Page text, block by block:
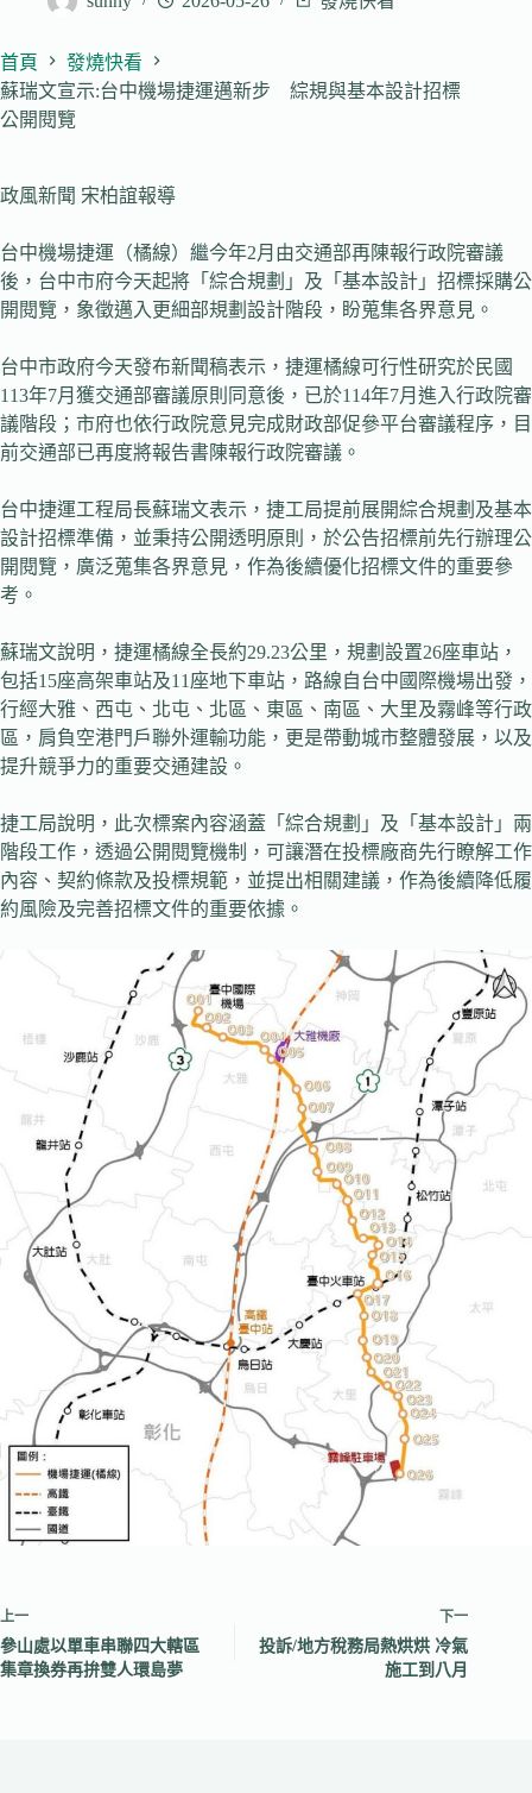
首頁
發燒快看
蘇瑞文宣示:台中機場捷運邁新步 綜規與基本設計招標
公開閱覽
政風新聞 宋柏誼報導
台中機場捷運（橘線）繼今年2月由交通部再陳報行政院審議
後，台中市府今天起將「綜合規劃」及「基本設計」招標採購公
開閱覽，象徵邁入更細部規劃設計階段，盼蒐集各界意見。
台中市政府今天發布新聞稿表示，捷運橘線可行性研究於民國
113年7月獲交通部審議原則同意後，已於114年7月進入行政院審
議階段；市府也依行政院意見完成財政部促參平台審議程序，目
前交通部已再度將報告書陳報行政院審議。
台中捷運工程局長蘇瑞文表示，捷工局提前展開綜合規劃及基本
設計招標準備，並秉持公開透明原則，於公告招標前先行辦理公
開閱覽，廣泛蒐集各界意見，作為後續優化招標文件的重要參
考。
蘇瑞文說明，捷運橘線全長約29.23公里，規劃設置26座車站，
包括15座高架車站及11座地下車站，路線自台中國際機場出發，
行經大雅、西屯、北屯、北區、東區、南區、大里及霧峰等行政
區，肩負空港門戶聯外運輸功能，更是帶動城市整體發展，以及
提升競爭力的重要交通建設。
捷工局說明，此次標案內容涵蓋「綜合規劃」及「基本設計」兩
階段工作，透過公開閱覽機制，可讓潛在投標廠商先行瞭解工作
內容、契約條款及投標規範，並提出相關建議，作為後續降低履
約風險及完善招標文件的重要依據。
上一
參山處以單車串聯四大轄區
集章換券再拚雙人環島夢
下一
投訴/地方稅務局熱烘烘 冷氣
施工到八月